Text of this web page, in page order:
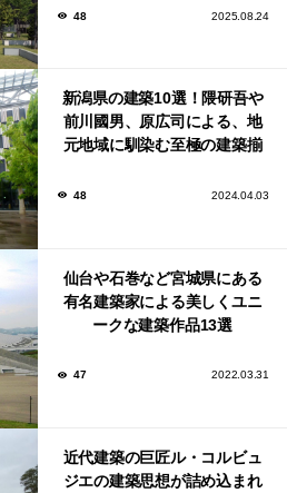
48 2025.08.24
新潟県の建築10選！隈研吾や
前川國男、原広司による、地
元地域に馴染む至極の建築揃
48 2024.04.03
仙台や石巻など宮城県にある
有名建築家による美しくユニ
ークな建築作品13選
47 2022.03.31
近代建築の巨匠ル・コルビュ
ジエの建築思想が詰め込まれ